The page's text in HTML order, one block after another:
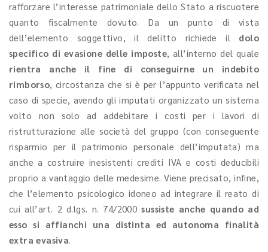
rafforzare l’interesse patrimoniale dello Stato a riscuotere
quanto fiscalmente dovuto. Da un punto di vista
dell’elemento soggettivo, il delitto richiede il dolo
specifico di evasione delle imposte, all’interno del quale
rientra anche il fine di conseguirne un indebito
rimborso, circostanza che si è per l’appunto verificata nel
caso di specie, avendo gli imputati organizzato un sistema
volto non solo ad addebitare i costi per i lavori di
ristrutturazione alle società del gruppo (con conseguente
risparmio per il patrimonio personale dell’imputata) ma
anche a costruire inesistenti crediti IVA e costi deducibili
proprio a vantaggio delle medesime. Viene precisato, infine,
che l’elemento psicologico idoneo ad integrare il reato di
cui all’art. 2 d.lgs. n. 74/2000sussiste anche quando ad
esso si affianchi una distinta ed autonoma finalità
extra evasiva.